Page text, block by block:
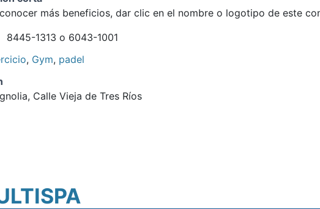
más beneficios, dar clic en el nombre o logotipo de este
8445-1313 o 6043-1001
, Gym, padel
Calle Vieja de Tres Ríos